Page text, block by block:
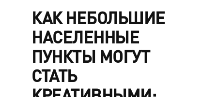
КАК НЕБОЛЬШИЕ
НАСЕЛЕННЫЕ
ПУНКТЫ МОГУТ
СТАТЬ